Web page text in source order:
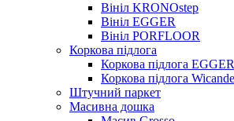
Вініл KRONOstep
Вініл EGGER
Вініл PORFLOOR
Коркова підлога
Коркова підлога
Коркова підлога
Штучний паркет
Масивна дошка